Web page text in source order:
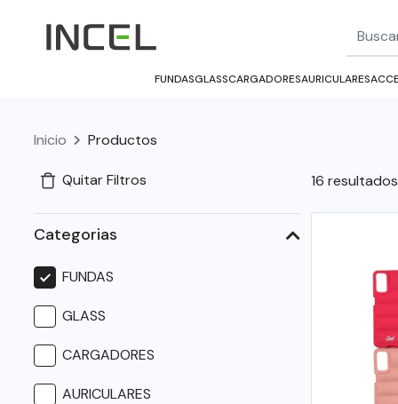
FUNDASGLASSCARGADORESAURICULARES
Inicio Productos
Quitar Filtros
Categorias
FUNDAS
GLASS
CARGADORES
AURICULARES
16 resultados